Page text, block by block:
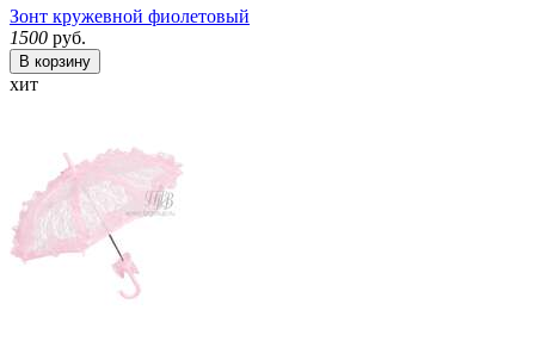
Зонт кружевной фиолетовый
1500 руб.
В корзину
хит